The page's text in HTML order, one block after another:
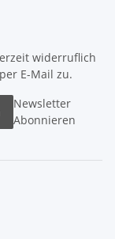
widerruflich
E-Mail zu.
Newsletter
Abonnieren